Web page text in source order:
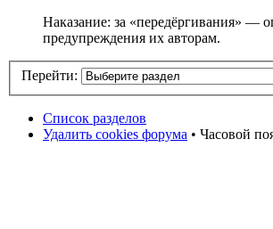
Наказание: за «передёргивания» —
предупреждения их авторам.
Перейти:
Список разделов
Удалить cookies форума • Часовой